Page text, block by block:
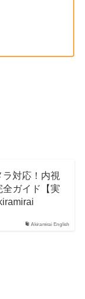
Akiramirai English
対応！内視
ガイド【実